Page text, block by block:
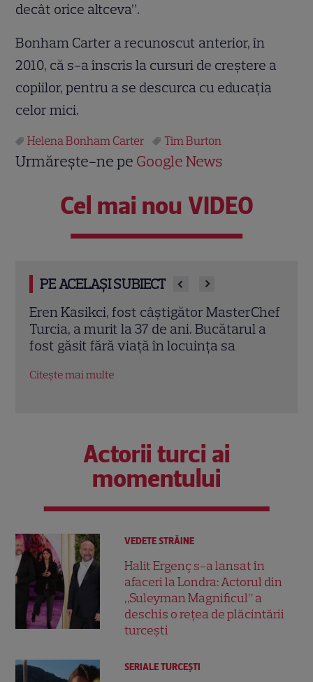
decât orice altceva”.
Bonham Carter a recunoscut anterior, în
2010, că s-a înscris la cursuri de creştere a
copiilor, pentru a se descurca cu educaţia
celor mici.
Helena Bonham Carter Tim Burton
Urmărește-ne pe Google News
Cel mai nou VIDEO
PE ACELAȘI SUBIECT
Trei cupluri revin la „Insula Iubirii –
Reuniuni”. Ce se întâmplă când se
întâlnesc din nou cu Radu Vâlcan
Citește mai multe
Actorii turci ai
momentului
VEDETE STRĂINE
Halit Ergenç s-a lansat în
afaceri la Londra: Actorul din
„Suleyman Magnificul” a
deschis o rețea de plăcintării
turcești
SERIALE TURCEŞTI